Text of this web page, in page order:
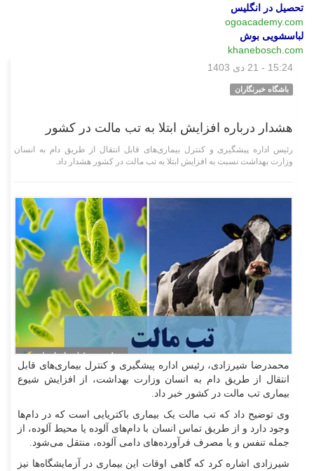
تحصیل در انگلیس
ogoacademy.com
لباسشویی بوش
khanebosch.com
15:24 - 21 دی 1403
باشگاه خبرنگاران
هشدار درباره افزایش ابتلا به تب مالت در کشور
رئیس اداره پیشگیری و کنترل بیماری‌های قابل انتقال از طریق دام به انسان
وزارت بهداشت نسبت به افزایش ابتلا به تب مالت در کشور هشدار داد.
محمدرضا شیرزادی، رئیس اداره پیشگیری و کنترل بیماری‌های قابل
انتقال از طریق دام به انسان وزارت بهداشت، از افزایش شیوع
بیماری تب مالت در کشور خبر داد.
وی توضیح داد که تب مالت یک بیماری باکتریایی است که در دام‌ها
وجود دارد و از طریق تماس انسان با دام‌های آلوده یا محیط آلوده، از
جمله تنفس و یا مصرف فرآورده‌های دامی آلوده، منتقل می‌شود.
شیرزادی اشاره کرد که گاهی اوقات این بیماری در آزمایشگاه‌ها نیز